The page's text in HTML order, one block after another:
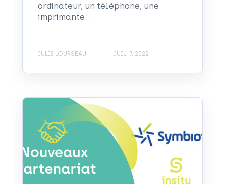
ordinateur, un téléphone, une
imprimante…
JULIE LOURSEAU JUIL. 7, 2022